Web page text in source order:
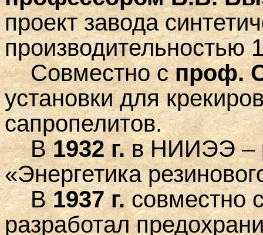
проект завода
производительностью
Совместно спроф.
установки для
сапропелитов.
В1932 г.в НИИЭЭ –
«Энергетика
В1937 г.совместно
разработал